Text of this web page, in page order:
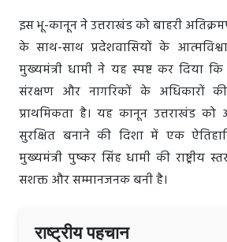
इस भू-कानून ने उत्तराखंड को बाहरी
के साथ-साथ प्रदेशवासियों के
मुख्यमंत्री धामी ने यह स्पष्ट कर दिया
संरक्षण और नागरिकों के अधिकारों की
प्राथमिकता है। यह कानून उत्तराखंड को
सुरक्षित बनाने की दिशा में एक
मुख्यमंत्री पुष्कर सिंह धामी की
सशक्त और सम्मानजनक बनी है।
राष्ट्रीय पहचान